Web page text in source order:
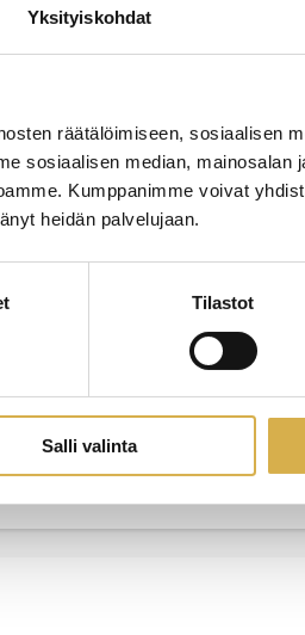
Yksityiskohdat
räätälöimiseen, sosiaalisen
sosiaalisen median, mainosalan
Kumppanimme voivat
heidän palvelujaan.
Tilastot
Salli valinta
ammattilaisille